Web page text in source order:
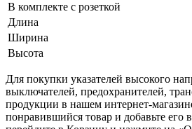
В комплекте с розеткой
Длина
Ширина
Высота
Для покупки указателей высокого
выключателей, предохранителей,
продукции в нашем интернет-
понравившийся товар и добавьте его